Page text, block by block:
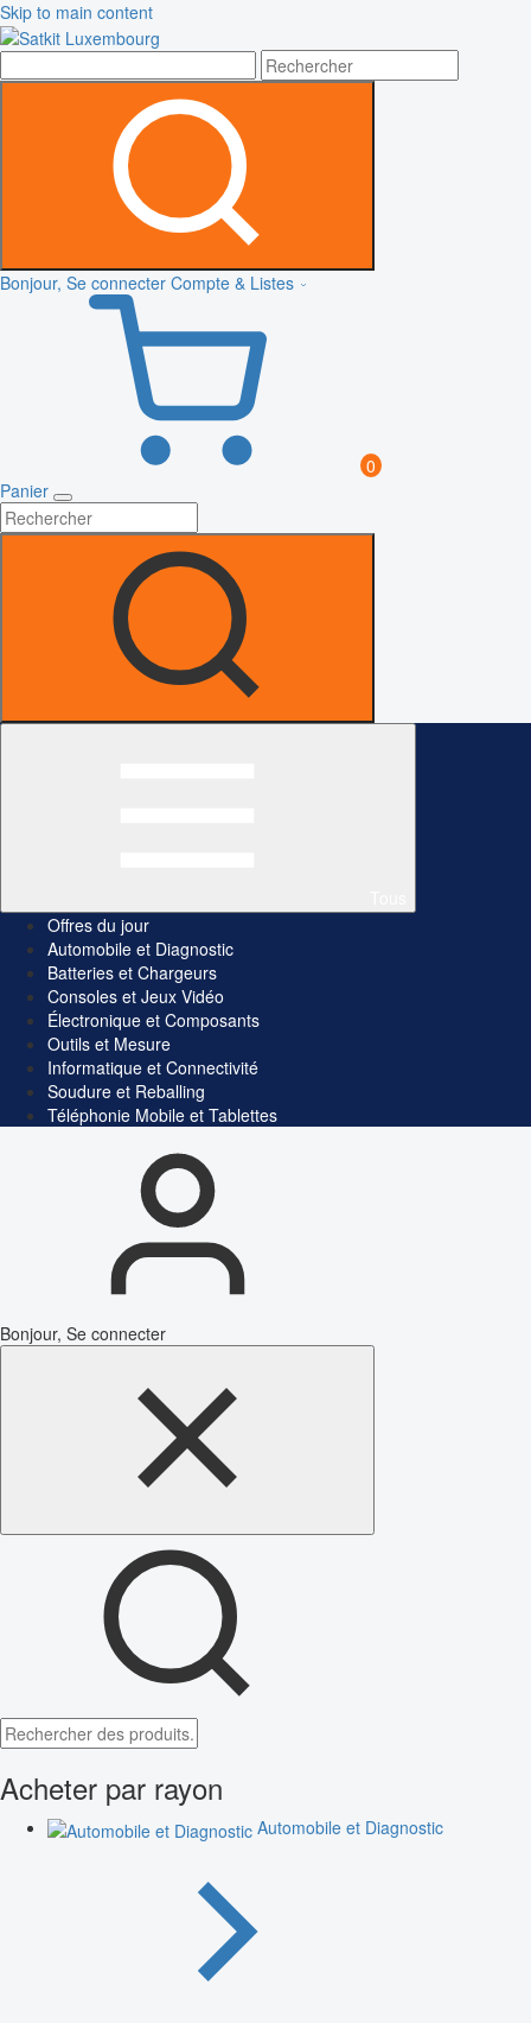
Skip to main content
Bonjour, Se connecter Compte & Listes
0
Panier
Offres du jour
Automobile et Diagnostic
Batteries et Chargeurs
Consoles et Jeux Vidéo
Électronique et Composants
Outils et Mesure
Informatique et Connectivité
Soudure et Reballing
Téléphonie Mobile et Tablettes
Bonjour, Se connecter
Acheter par rayon
Automobile et Diagnostic